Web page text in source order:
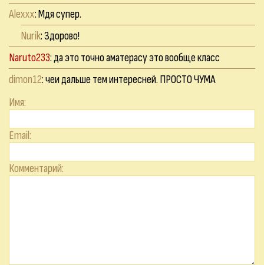
Alexxx: Мдя супер.
Nurik: Здорово!
Naruto233: да это точно аматерасу это вообще класс
dimon12: чеи дальше тем интересней. ПРОСТО ЧУМА
Имя:
Email:
Комментарий: